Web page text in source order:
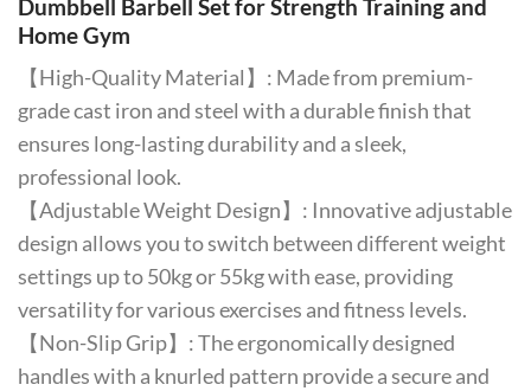
Dumbbell Barbell Set for Strength Training and
Home Gym
【High-Quality Material】: Made from premium-
grade cast iron and steel with a durable finish that
ensures long-lasting durability and a sleek,
professional look.
【Adjustable Weight Design】: Innovative adjustable
design allows you to switch between different weight
settings up to 50kg or 55kg with ease, providing
versatility for various exercises and fitness levels.
【Non-Slip Grip】: The ergonomically designed
handles with a knurled pattern provide a secure and